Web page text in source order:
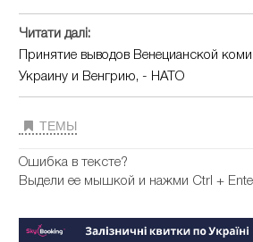
Читати далі:
Принятие выводов Венецианской
Украину и Венгрию, - НАТО
ТЕМЫ
Ошибка в тексте?
Выдели ее мышкой и нажми Ctrl +